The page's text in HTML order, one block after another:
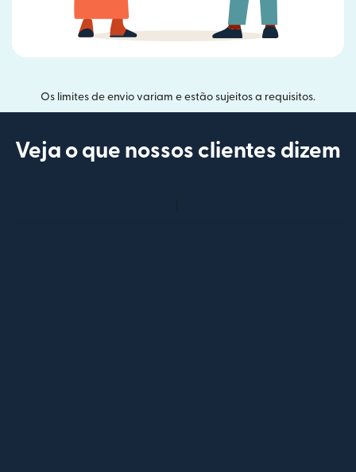
Os limites de envio variam e estão sujeitos a requisitos.
Veja o que nossos clientes dizem